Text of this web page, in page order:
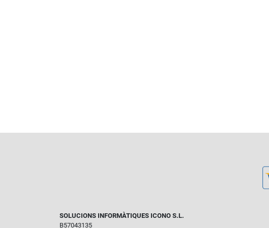
SOLUCIONS INFORMÀTIQUES ICONO S.L.
B57043135